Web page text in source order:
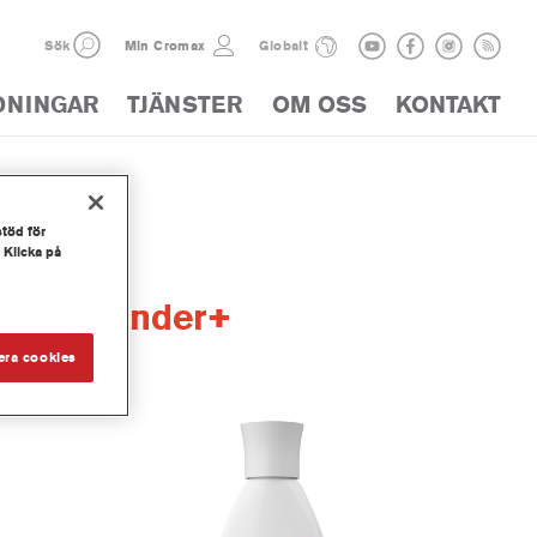
Sök Min Cromax Globalt
TJÄNSTER OM OSS KONTAKT
Blender+
för
på
cookies